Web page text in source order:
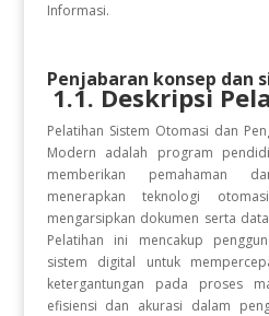
Informasi.
Penjabaran konsep dan
1.1. Deskripsi
Pelatihan Sistem Otomasi dan
Modern adalah program
memberikan pemahaman
menerapkan teknologi
mengarsipkan dokumen serta
Pelatihan ini mencakup
sistem digital untuk
ketergantungan pada proses
efisiensi dan akurasi dalam